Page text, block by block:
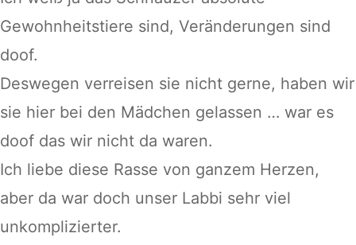
Gewohnheitstiere sind, Veränderungen sind
doof.
Deswegen verreisen sie nicht gerne, haben wir
sie hier bei den Mädchen gelassen … war es
doof das wir nicht da waren.
Ich liebe diese Rasse von ganzem Herzen,
aber da war doch unser Labbi sehr viel
unkomplizierter.